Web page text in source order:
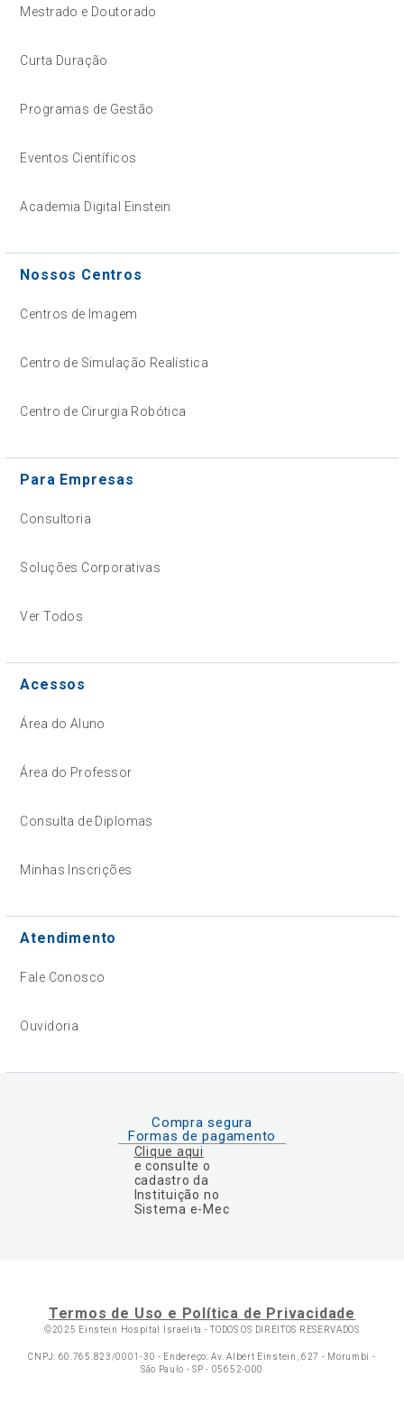
Mestrado e Doutorado
Curta Duração
Programas de Gestão
Eventos Científicos
Academia Digital Einstein
Nossos Centros
Centros de Imagem
Centro de Simulação Realística
Centro de Cirurgia Robótica
Para Empresas
Consultoria
Soluções Corporativas
Ver Todos
Acessos
Área do Aluno
Área do Professor
Consulta de Diplomas
Minhas Inscrições
Atendimento
Fale Conosco
Ouvidoria
Compra segura
Formas de pagamento
Clique aqui
e consulte o
cadastro da
Instituição no
Sistema e-Mec
Termos de Uso e Política de Privacidade
©2025 Einstein Hospital Israelita -TODOS OS DIREITOS RESERVADOS
CNPJ: 60.765.823/0001-30 - Endereço: Av. Albert Einstein, 627 - Morumbi -
São Paulo - SP - 05652-000